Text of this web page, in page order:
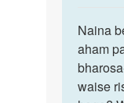
to
Naina
bete
kisi
bhi
Naina
aham
waise